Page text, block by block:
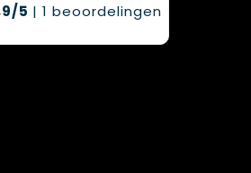
5 | 1 beoordelingen